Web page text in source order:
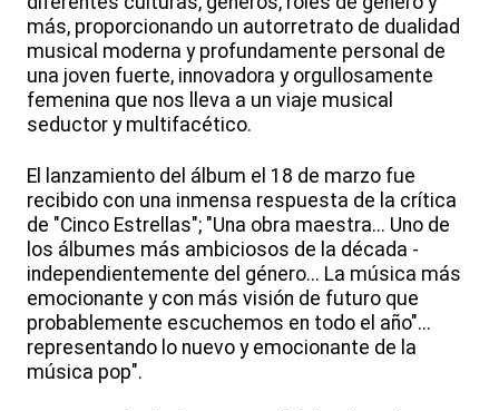
más, proporcionando un autorretrato de dualidad
musical moderna y profundamente personal de
una joven fuerte, innovadora y orgullosamente
femenina que nos lleva a un viaje musical
seductor y multifacético.
El lanzamiento del álbum el 18 de marzo fue
recibido con una inmensa respuesta de la crítica
de "Cinco Estrellas"; "Una obra maestra... Uno de
los álbumes más ambiciosos de la década -
independientemente del género... La música más
emocionante y con más visión de futuro que
probablemente escuchemos en todo el año"...
representando lo nuevo y emocionante de la
música pop".